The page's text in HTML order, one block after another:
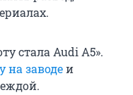
стала Audi A5».
на заводеи